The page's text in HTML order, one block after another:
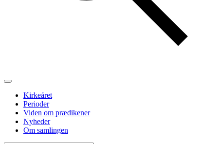
Kirkeåret
Perioder
Viden om prædikener
Nyheder
Om samlingen